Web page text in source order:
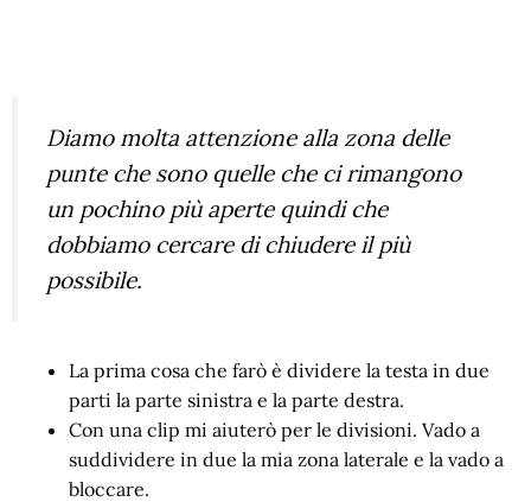
Diamo molta attenzione alla zona delle
punte che sono quelle che ci rimangono
un pochino più aperte quindi che
dobbiamo cercare di chiudere il più
possibile.
La prima cosa che farò è dividere la testa in due
parti la parte sinistra e la parte destra.
Con una clip mi aiuterò per le divisioni. Vado a
suddividere in due la mia zona laterale e la vado a
bloccare.